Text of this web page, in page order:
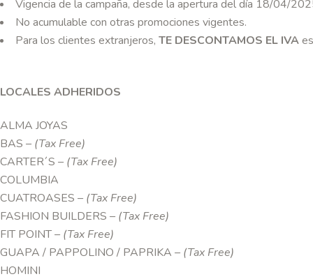
Vigencia de la campaña, desde la apertura del día 18/04/
No acumulable con otras promociones vigentes.
Para los clientes extranjeros, TE DESCONTAMOS EL IVA
LOCALES ADHERIDOS
ALMA JOYAS
BAS – (Tax Free)
CARTER´S – (Tax Free)
COLUMBIA
CUATROASES – (Tax Free)
FASHION BUILDERS – (Tax Free)
FIT POINT– (Tax Free)
GUAPA / PAPPOLINO / PAPRIKA – (Tax Free)
HOMINI